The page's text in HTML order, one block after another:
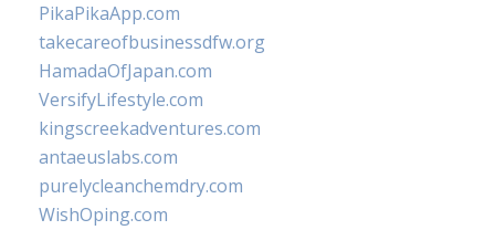
PikaPikaApp.com
takecareofbusinessdfw.org
HamadaOfJapan.com
VersifyLifestyle.com
kingscreekadventures.com
antaeuslabs.com
purelycleanchemdry.com
WishOping.com